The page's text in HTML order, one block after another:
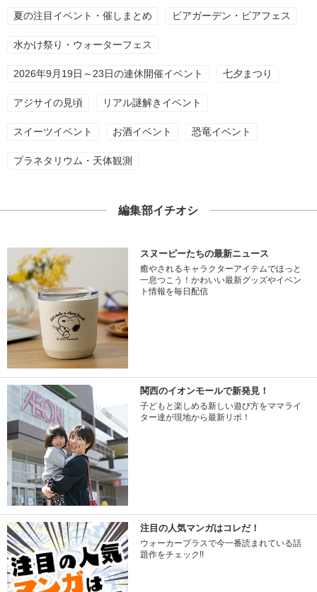
夏の注目イベント・催しまとめ ビアガーデン・ビアフェス
水かけ祭り・ウォーターフェス
2026年9月19日～23日の連休開催イベント 七夕まつり
アジサイの見頃 リアル謎解きイベント
スイーツイベント お酒イベント 恐竜イベント
プラネタリウム・天体観測
編集部イチオシ
スヌーピーたちの最新ニュース
癒やされるキャラクターアイテムでほっと
一息つこう！かわいい最新グッズやイベン
ト情報を毎日配信
関西のイオンモールで新発見！
子どもと楽しめる新しい遊び方をママライ
ター達が現地から最新リポ！
注目の人気マンガはコレだ！
ウォーカープラスで今一番読まれている話
題作をチェック!!